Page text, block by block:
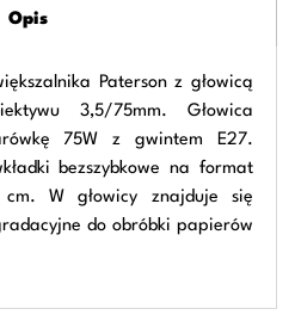
Opis
Paterson z głowicą
3,5/75mm. Głowica
75W z gwintem E27.
bezszybkowe na format
W głowicy znajduje się
do obróbki papierów